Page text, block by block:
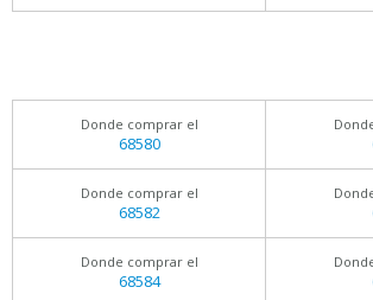
Donde comprar el
68580
Donde comprar el
68582
Donde comprar el
68584